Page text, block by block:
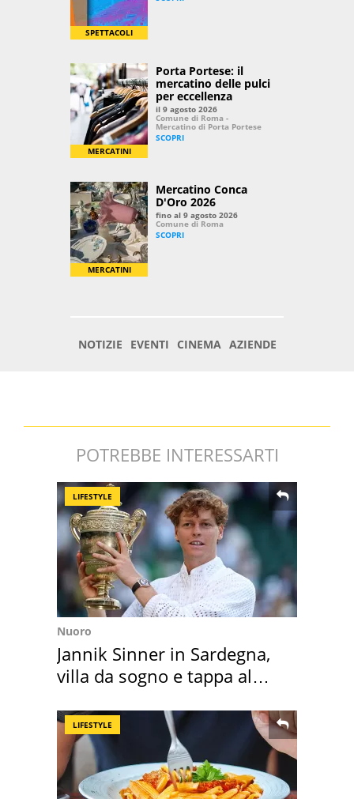
POTREBBE INTERESSARTI
LIFESTYLE
Nuoro
Jannik Sinner in Sardegna,
villa da sogno e tappa al
LIFESTYLE